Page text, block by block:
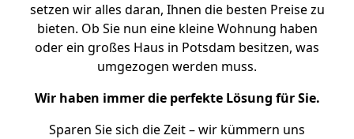
setzen wir alles daran, Ihnen die besten Preise zu
bieten. Ob Sie nun eine kleine Wohnung haben
oder ein großes Haus in Potsdam besitzen, was
umgezogen werden muss.
Wir haben immer die perfekte Lösung für Sie.
Sparen Sie sich die Zeit – wir kümmern uns